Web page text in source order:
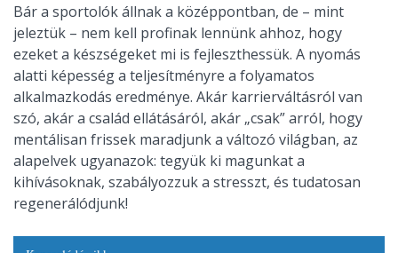
Bár a sportolók állnak a középpontban, de – mint
jeleztük – nem kell profinak lennünk ahhoz, hogy
ezeket a készségeket mi is fejleszthessük. A nyomás
alatti képesség a teljesítményre a folyamatos
alkalmazkodás eredménye. Akár karrierváltásról van
szó, akár a család ellátásáról, akár „csak” arról, hogy
mentálisan frissek maradjunk a változó világban, az
alapelvek ugyanazok: tegyük ki magunkat a
kihívásoknak, szabályozzuk a stresszt, és tudatosan
regenerálódjunk!